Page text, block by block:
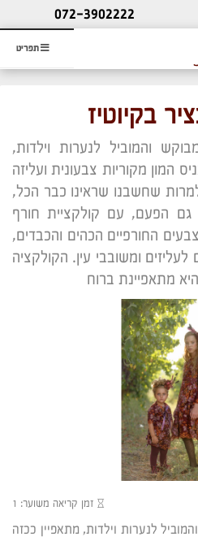
תפריט
ליעוץ חינם
והזמנת כרטיס שמחות
072-3902222
בקיוטיז
והמוביל לנערות וילדות,
המון מקוריות צבעונית ועליזה
שחשבנו שראינו כבר הכל,
גם הפעם, עם קולקציית חורף
החורפיים הכהים והכבדים,
ומשובבי עין. הקולקציה
מתאפיינת ברוח
זמן קריאה משוער: 1
לנערות וילדות, מתאפיין ככזה